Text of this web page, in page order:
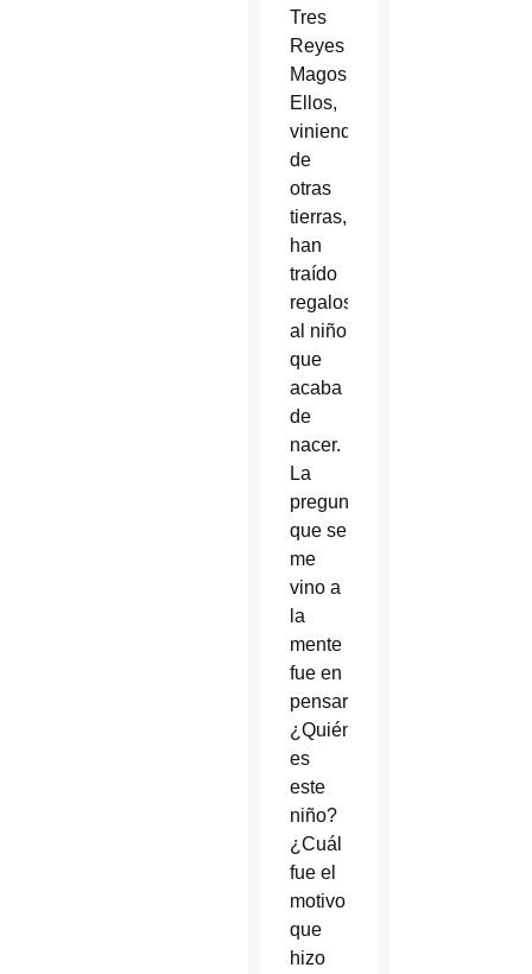
Tres
Reyes
Magos.
Ellos,
viniendo
de
otras
tierras,
han
traído
regalos
al niño
que
acaba
de
nacer.
La
pregunta
que se
me
vino a
la
mente
fue en
pensar:
¿Quién
es
este
niño?
¿Cuál
fue el
motivo
que
hizo